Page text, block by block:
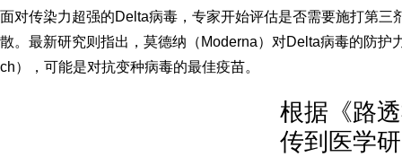
面对传染力超强的Delta病毒，专家开始评估是否需要施打第三
散。最新研究则指出，莫德纳（Moderna）对Delta病毒的防护
ch），可能是对抗变种病毒的最佳疫苗。
根据《路
传到医学